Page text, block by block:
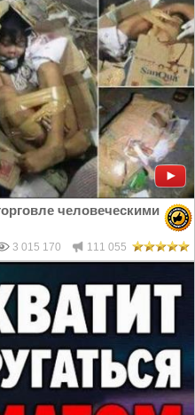
человеческими
3 015 170 111 055